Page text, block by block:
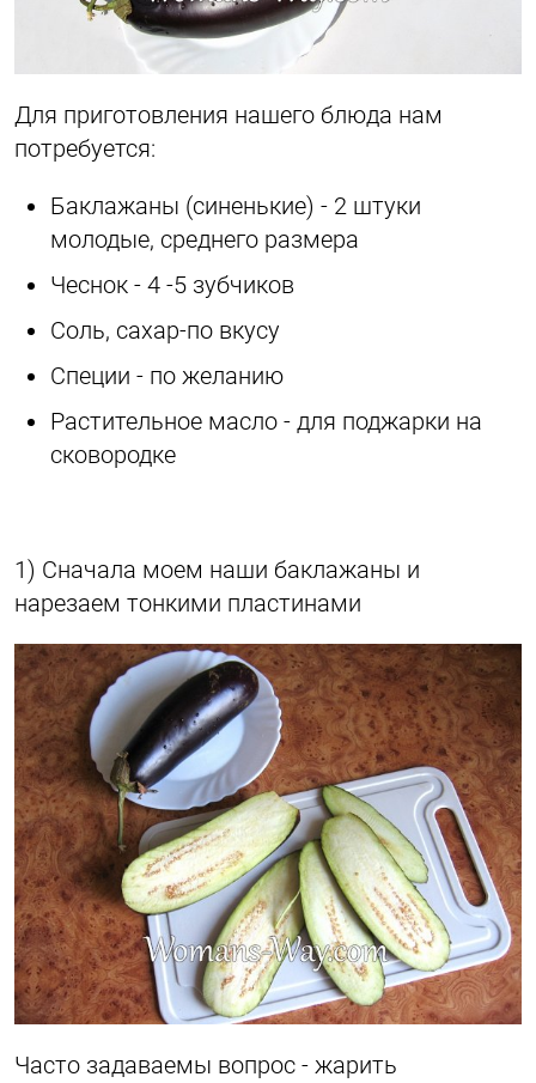
Для приготовления нашего блюда нам
потребуется:
Баклажаны (синенькие) - 2 штуки
молодые, среднего размера
Чеснок - 4 -5 зубчиков
Соль, сахар-по вкусу
Специи - по желанию
Растительное масло - для поджарки на
сковородке
1) Сначала моем наши баклажаны и
нарезаем тонкими пластинами
Часто задаваемы вопрос - жарить